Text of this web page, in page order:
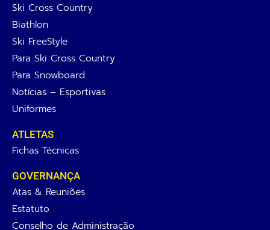
Ski Cross Country
Biathlon
Ski FreeStyle
Para Ski Cross Country
Para Snowboard
Notícias – Esportivas
Uniformes
ATLETAS
Fichas Técnicas
GOVERNANÇA
Atas & Reuniões
Estatuto
Conselho de Administração